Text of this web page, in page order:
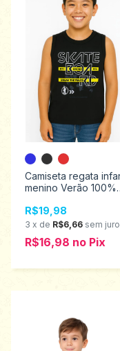
Camiseta regata
menino Verão 100%
Tamanhos 10 ao 14
R$19,98
3 x de R$6,66 sem
R$16,98 no Pix